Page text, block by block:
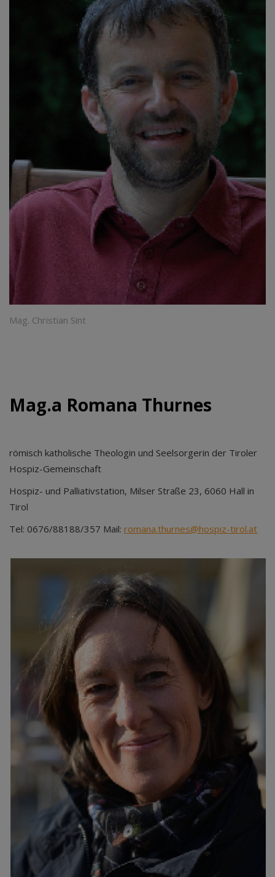
Mag. Christian Sint
Mag.a Romana Thurnes
römisch katholische Theologin und Seelsorgerin der Tiroler
Hospiz-Gemeinschaft
Hospiz- und Palliativstation, Milser Straße 23, 6060 Hall in
Tirol
Tel: 0676/88188/357 Mail: romana.thurnes@hospiz-tirol.at